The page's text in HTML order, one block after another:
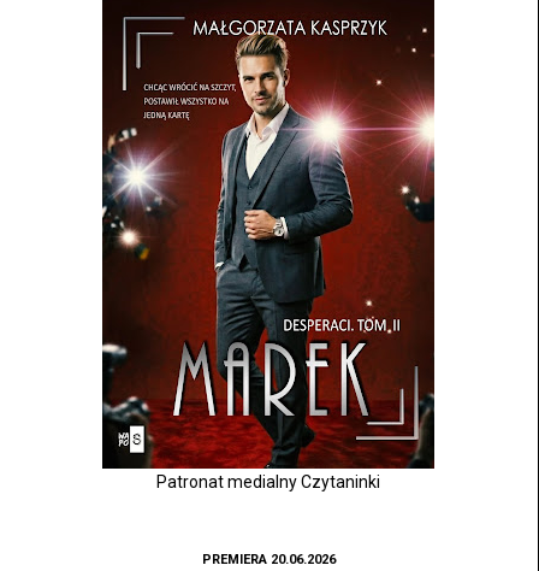
Patronat medialny Czytaninki
PREMIERA 20.06.2026